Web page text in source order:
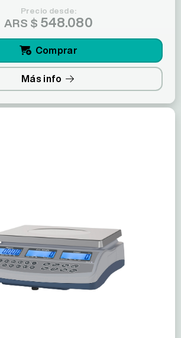
Precio desde:
ARS $ 548.080
Comprar
Más info